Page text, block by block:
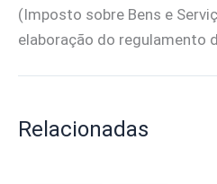
(Imposto sobre Bens e
elaboração do regulamento
Relacionadas